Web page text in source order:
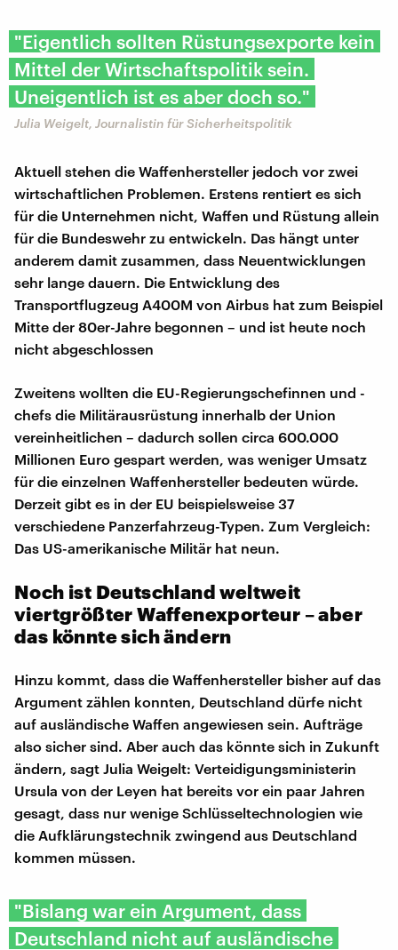
"Eigentlich sollten Rüstungsexporte kein
Mittel der Wirtschaftspolitik sein.
Uneigentlich ist es aber doch so."
Julia Weigelt, Journalistin für Sicherheitspolitik
Aktuell stehen die Waffenhersteller jedoch vor zwei
wirtschaftlichen Problemen. Erstens rentiert es sich
für die Unternehmen nicht, Waffen und Rüstung allein
für die Bundeswehr zu entwickeln. Das hängt unter
anderem damit zusammen, dass Neuentwicklungen
sehr lange dauern. Die Entwicklung des
Transportflugzeug A400M von Airbus hat zum Beispiel
Mitte der 80er-Jahre begonnen – und ist heute noch
nicht abgeschlossen
Zweitens wollten die EU-Regierungschefinnen und -
chefs die Militärausrüstung innerhalb der Union
vereinheitlichen – dadurch sollen circa 600.000
Millionen Euro gespart werden, was weniger Umsatz
für die einzelnen Waffenhersteller bedeuten würde.
Derzeit gibt es in der EU beispielsweise 37
verschiedene Panzerfahrzeug-Typen. Zum Vergleich:
Das US-amerikanische Militär hat neun.
Noch ist Deutschland weltweit
viertgrößter Waffenexporteur – aber
das könnte sich ändern
Hinzu kommt, dass die Waffenhersteller bisher auf das
Argument zählen konnten, Deutschland dürfe nicht
auf ausländische Waffen angewiesen sein. Aufträge
also sicher sind. Aber auch das könnte sich in Zukunft
ändern, sagt Julia Weigelt: Verteidigungsministerin
Ursula von der Leyen hat bereits vor ein paar Jahren
gesagt, dass nur wenige Schlüsseltechnologien wie
die Aufklärungstechnik zwingend aus Deutschland
kommen müssen.
"Bislang war ein Argument, dass
Deutschland nicht auf ausländische